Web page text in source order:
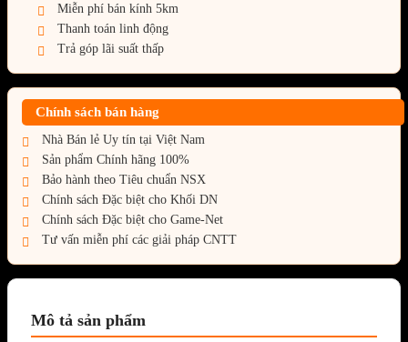
Miễn phí bán kính 5km
Thanh toán linh động
Trả góp lãi suất thấp
Chính sách bán hàng
Nhà Bán lẻ Uy tín tại Việt Nam
Sản phẩm Chính hãng 100%
Bảo hành theo Tiêu chuẩn NSX
Chính sách Đặc biệt cho Khối DN
Chính sách Đặc biệt cho Game-Net
Tư vấn miễn phí các giải pháp CNTT
Mô tả sản phẩm